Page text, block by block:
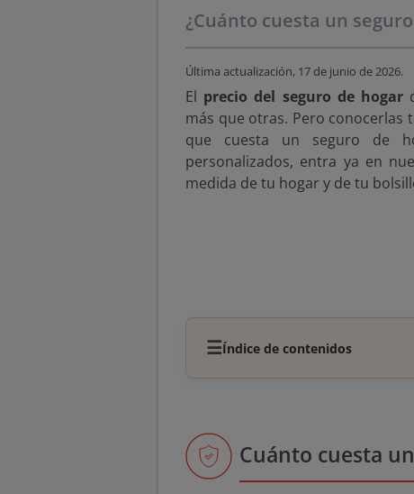
¿Cuánto cuesta un
Última actualización, 17 de junio de 2026.
El precio del seguro de hogar
más que otras. Pero conocerlas
que cuesta un seguro de
personalizados, entra ya en
medida de tu hogar y de tu
☰Índice de contenidos
Cuánto cuesta